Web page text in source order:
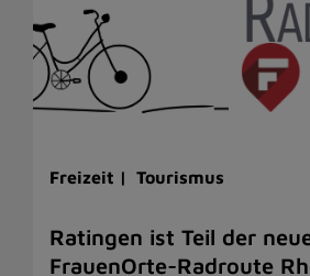
Freizeit | Tourismus
Ratingen ist Teil der
FrauenOrte-Radroute